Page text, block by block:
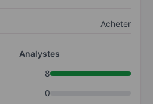
Acheter
Analystes
8
0